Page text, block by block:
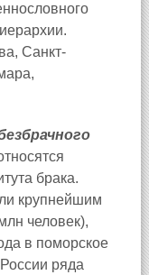
Санкт-
брака.
крупнейшим
человек),
в поморское
ряда